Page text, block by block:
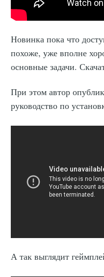
Новинка пока что
похоже, уже вполне
основные задачи.
При этом автор
руководство по
А так выглядит